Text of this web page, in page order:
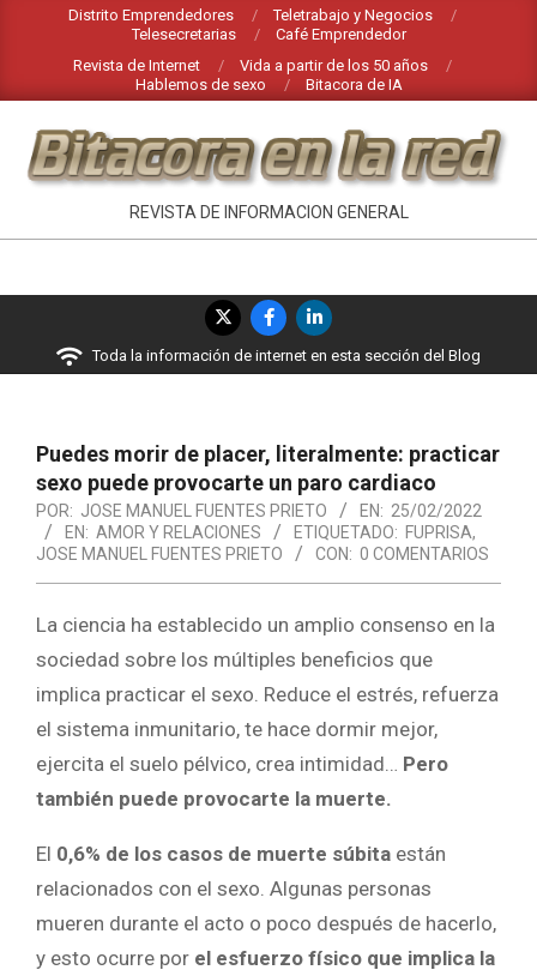
contenido
Distrito Emprendedores
Teletrabajo y Negocios
Telesecretarias
Café Emprendedor
Revista de Internet
Vida a partir de los 50 años
Hablemos de sexo
Bitacora de IA
BITACORA
LA
RED
REVISTA DE INFORMACION GENERAL
navegación
Toda la información de internet en esta sección del Blog
Puedes morir de placer, literalmente: practicar
sexo puede provocarte un paro cardiaco
POR: JOSE MANUEL FUENTES PRIETO EN: 25/02/2022
EN: AMOR Y RELACIONES ETIQUETADO: FUPRISA,
JOSE MANUEL FUENTES PRIETO
CON: 0 COMENTARIOS
La ciencia ha establecido un amplio consenso en la
sociedad sobre los múltiples beneficios que
implica practicar el sexo. Reduce el estrés, refuerza
el sistema inmunitario, te hace dormir mejor,
ejercita el suelo pélvico, crea intimidad… Pero
también puede provocarte la muerte.
El 0,6% de los casos de muerte súbita están
relacionados con el sexo. Algunas personas
mueren durante el acto o poco después de hacerlo,
y esto ocurre por el esfuerzo físico que implica la